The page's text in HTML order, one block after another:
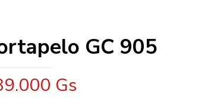
GC 905
Gs